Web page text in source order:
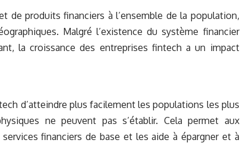
de produits financiers à l’ensemble de la population,
Malgré l’existence du système financier
la croissance des entreprises fintech a un impact
d’atteindre plus facilement les populations les plus
ne peuvent pas s’établir. Cela permet aux
financiers de base et les aide à épargner et à